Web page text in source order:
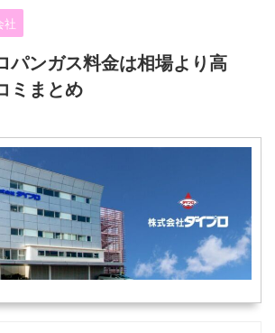
社
パンガス料金は相場より高
ミまとめ